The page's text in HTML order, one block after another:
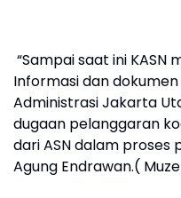
“Sampai saat ini
Informasi dan
Administrasi Jakarta
dugaan pelanggaran
dari ASN dalam
Agung Endrawan.(